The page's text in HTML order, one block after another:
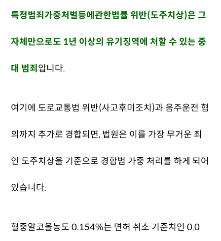
특정범죄가중처벌등에관한법률 위반(도주치상)은 그
자체만으로도 1년 이상의 유기징역에 처할 수 있는 중
대 범죄 입니다.
여기에 도로교통법 위반(사고후미조치)과 음주운전 혐
의까지 추가로 경합되면, 법원은 이를 가장 무거운 죄
인 도주치상을 기준으로 경합범 가중 처리를 하게 되어
있습니다.
혈중알코올농도 0.154%는 면허 취소 기준치인 0.0